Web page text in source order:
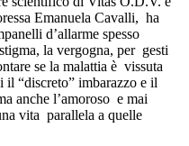
Emanuela Cavalli, ha
d’allarme spesso
la vergogna, per gesti
se la malattia è vissuta
“discreto” imbarazzo e il
anche l’amoroso e mai
vita parallela a quelle